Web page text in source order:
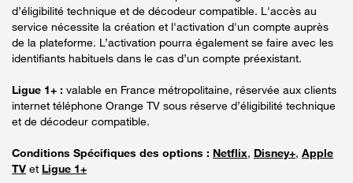
d’éligibilité technique et de décodeur compatible. L'accès au
service nécessite la création et l'activation d'un compte auprès
de la plateforme. L’activation pourra également se faire avec les
identifiants habituels dans le cas d’un compte préexistant.
Ligue 1+ : valable en France métropolitaine, réservée aux clients
internet téléphone Orange TV sous réserve d’éligibilité technique
et de décodeur compatible.
Conditions Spécifiques des options : Netflix, Disney+, Apple
TV et Ligue 1+